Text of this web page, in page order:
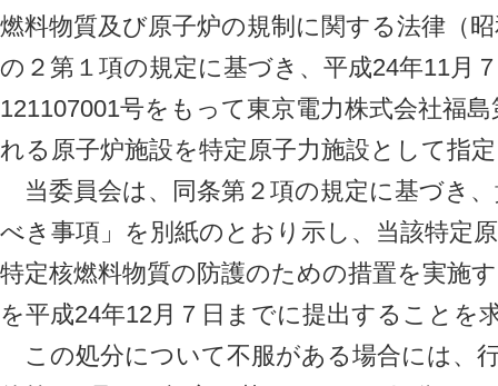
燃料物質及び原子炉の規制に関する法律（
の２第１項の規定に基づき、平成24年11月
121107001号をもって東京電力株式会社福
れる原子炉施設を特定原子力施設として指
当委員会は、同条第２項の規定に基づき
べき事項」を別紙のとおり示し、当該特定
特定核燃料物質の防護のための措置を実施
を平成24年12月７日までに提出することを
この処分について不服がある場合には、